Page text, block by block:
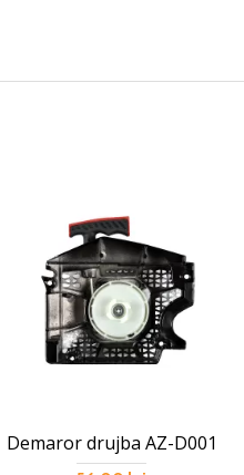
Demaror drujba AZ-D001